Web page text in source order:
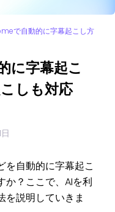
で自動的に字幕起こし方
に字幕起こ
しも対応
を自動的に字幕起こ
か？ここで、AIを利
を説明していきま